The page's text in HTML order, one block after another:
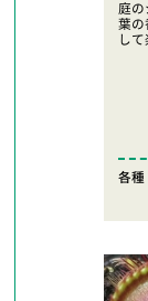
庭の
葉の
して
各種